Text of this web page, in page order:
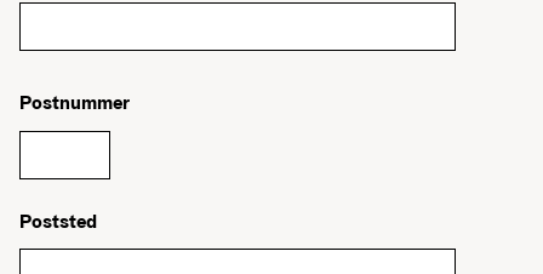
Postnummer
Poststed